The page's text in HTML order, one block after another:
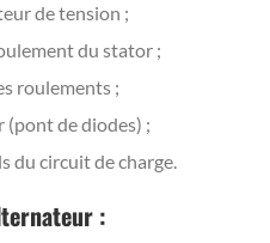
de tension ;
du stator ;
roulements ;
(pont de diodes) ;
du circuit de charge.
: